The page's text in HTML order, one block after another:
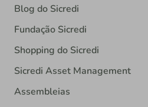
Blog do Sicredi
Fundação Sicredi
Shopping do Sicredi
Sicredi Asset Management
Assembleias